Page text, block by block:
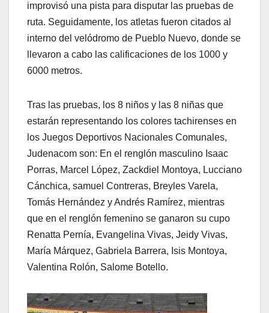
improvisó una pista para disputar las pruebas de
ruta. Seguidamente, los atletas fueron citados al
interno del velódromo de Pueblo Nuevo, donde se
llevaron a cabo las calificaciones de los 1000 y
6000 metros.
Tras las pruebas, los 8 niños y las 8 niñas que
estarán representando los colores tachirenses en
los Juegos Deportivos Nacionales Comunales,
Judenacom son: En el renglón masculino Isaac
Porras, Marcel López, Zackdiel Montoya, Lucciano
Cánchica, samuel Contreras, Breyles Varela,
Tomás Hernández y Andrés Ramírez, mientras
que en el renglón femenino se ganaron su cupo
Renatta Pernía, Evangelina Vivas, Jeidy Vivas,
María Márquez, Gabriela Barrera, Isis Montoya,
Valentina Rolón, Salome Botello.